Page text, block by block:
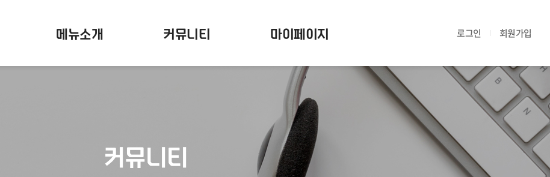
메뉴소개 커뮤니티 마이페이지 로그인 회원가입
커뮤니티